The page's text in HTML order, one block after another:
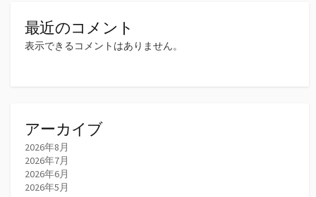
最近のコメント
表示できるコメントはありません。
アーカイブ
2026年8月
2026年7月
2026年6月
2026年5月